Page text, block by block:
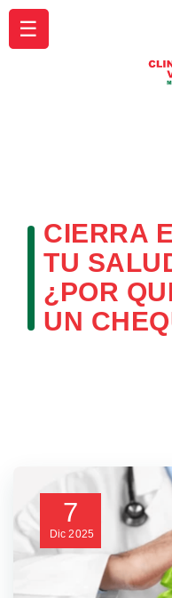
CIERRA
TU
¿POR
UN
7
Dic 2025
☰